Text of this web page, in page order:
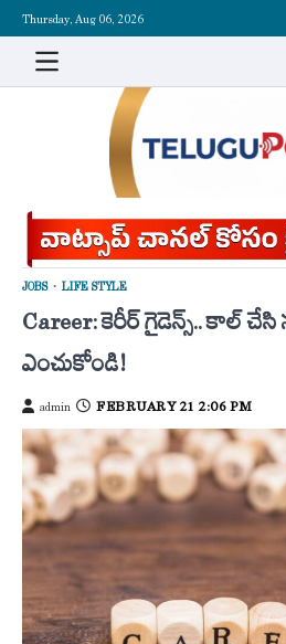
Skip
content
Thursday, Aug 06, 2026
JOBS LIFE STYLE
Career: కెరీర్ గైడెన్స్.. కాల్
ఎంచుకోండి!
admin FEBRUARY 21 2:06 PM